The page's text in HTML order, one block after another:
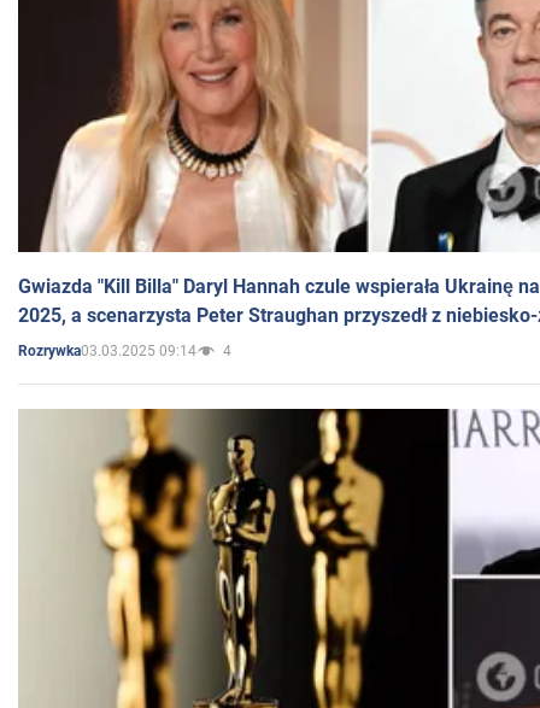
Gwiazda "Kill Billa" Daryl Hannah czule wspierała Ukrainę
2025, a scenarzysta Peter Straughan przyszedł z
Rozrywka03.03.2025 09:14 4